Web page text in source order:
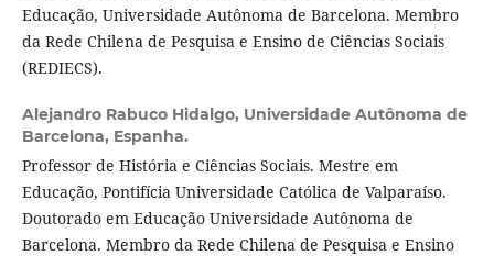
Educação, Universidade Autônoma de Barcelona. Membro
da Rede Chilena de Pesquisa e Ensino de Ciências Sociais
(REDIECS).
Alejandro Rabuco Hidalgo, Universidade Autônoma de
Barcelona, Espanha.
Professor de História e Ciências Sociais. Mestre em
Educação, Pontifícia Universidade Católica de Valparaíso.
Doutorado em Educação Universidade Autônoma de
Barcelona. Membro da Rede Chilena de Pesquisa e Ensino